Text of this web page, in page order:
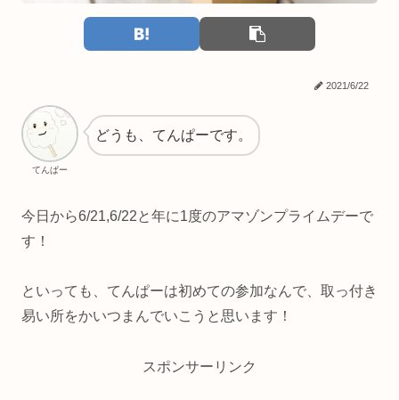
2021/6/22
てんぱー
どうも、てんぱーです。
今日から6/21,6/22と年に1度のアマゾンプライムデーで
す！
といっても、てんぱーは初めての参加なんで、取っ付き
易い所をかいつまんでいこうと思います！
スポンサーリンク